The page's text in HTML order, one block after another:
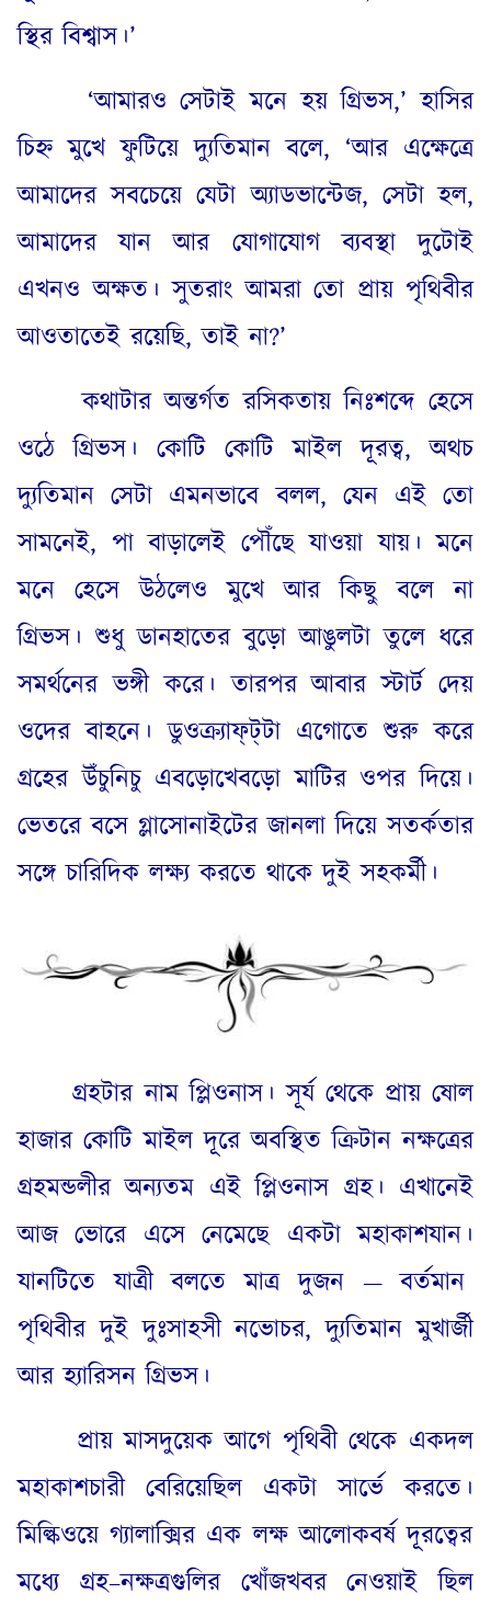
স্থির বিশ্বাস ।’
‘আমারও সেটাই মনে হয় গ্রিভস,’হাসির
চিহ্ন মুখে ফুটিয়ে দ্যুতিমান বলে, ‘আর এক্ষেত্রে
আমাদের সবচেয়ে যেটা অ্যাডভান্টেজ, সেটা হল,
আমাদের যান আর যোগাযোগ ব্যবস্থা দুটোই
এখনও অক্ষত। সুতরাং আমরা তো প্রায় পৃথিবীর
আওতাতেই রয়েছি,তাই না?’
কথাটার অন্তর্গত রসিকতায় নিঃশব্দে হেসে
ওঠে গ্রিভস । কোটি কোটি মাইল দূরত্ব,অথচ
দ্যুতিমান সেটা এমনভাবে বলল, যেন এই তো
সামনেই, পা বাড়ালেই পৌঁছে যাওয়া যায়। মনে
মনে হেসে উঠলেও মুখে আর কিছু বলে না
গ্রিভস । শুধু ডানহাতের বুড়ো আঙুলটা তুলে ধরে
সমর্থনের ভঙ্গী করে। তারপর আবার স্টার্ট দেয়
ওদের বাহনে । ডুওক্র্যাফ্‌ট্‌টা এগোতে শুরু করে
গ্রহের উঁচুনিচু এবড়োখেবড়ো মাটির ওপর দিয়ে ।
ভেতরে বসে গ্লাসোনাইটের জানলা দিয়ে সতর্কতার
সঙ্গে চারিদিক লক্ষ্য করতে থাকে দুই সহকর্মী।
গ্রহটার নাম প্লিওনাস। সূর্য থেকে প্রায় ষোল
হাজার কোটি মাইল দূরে অবস্থিত ক্রিটান নক্ষত্রের
গ্রহমন্ডলীর অন্যতম এই প্লিওনাস গ্রহ। এখানেই
আজ ভোরে এসে নেমেছে একটা মহাকাশযান ।
যানটিতে যাত্রী বলতে মাত্র দুজন — বর্তমান
পৃথিবীর দুই দুঃসাহসী নভোচর,দ্যুতিমান মুখার্জী
আর হ্যারিসন গ্রিভস ।
প্রায় মাসদুয়েক আগে পৃথিবী থেকে একদল
মহাকাশচারী বেরিয়েছিল একটা সার্ভে করতে ।
মিল্কিওয়ে গ্যালাক্সির এক লক্ষ আলোকবর্ষ দূরত্বের
মধ্যে গ্রহ–নক্ষত্রগুলির খোঁজখবর নেওয়াই ছিল